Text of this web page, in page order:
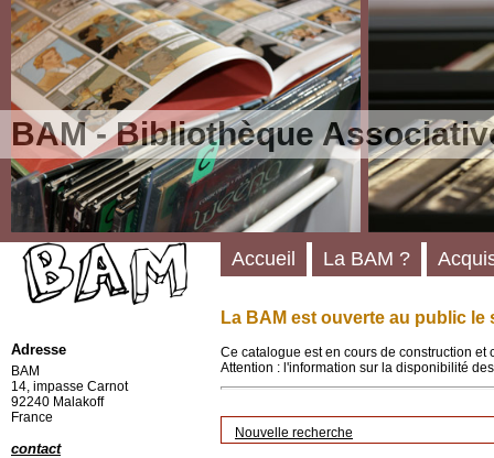
BAM - Bibliothèque
La BAM est ouverte au public le
Ce catalogue est en cours de construction
Attention : l'information sur la disponibilité
Nouvelle recherche
Accueil La BAM ?
Adresse
BAM
14, impasse Carnot
92240 Malakoff
France
contact